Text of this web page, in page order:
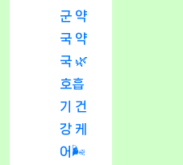
군 약
국 약
국 🌿
호흡
기 건
강 케
어🌬️